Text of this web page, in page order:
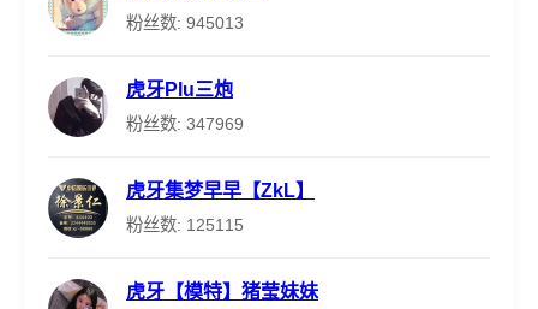
粉丝数: 945013
虎牙Plu三炮
粉丝数: 347969
虎牙集梦早早【ZkL】
粉丝数: 125115
虎牙【模特】猪莹妹妹